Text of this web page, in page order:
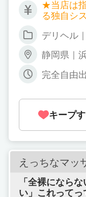
★当店は
る独自シ
るように取り組
★ 60分コ
分コース
ス ￥
￥18.000-
￥31.000-
000- ※本指名料・オプション全額バック
延長は30
す！
デリヘル
静岡県｜
完全自由
キープ
えっちなマッ
「全裸になら
い」これってっ